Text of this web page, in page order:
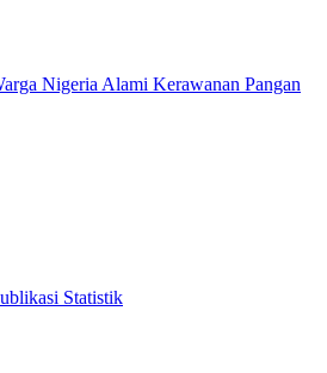
Tembus 7 Juta per Semester I
Statistik